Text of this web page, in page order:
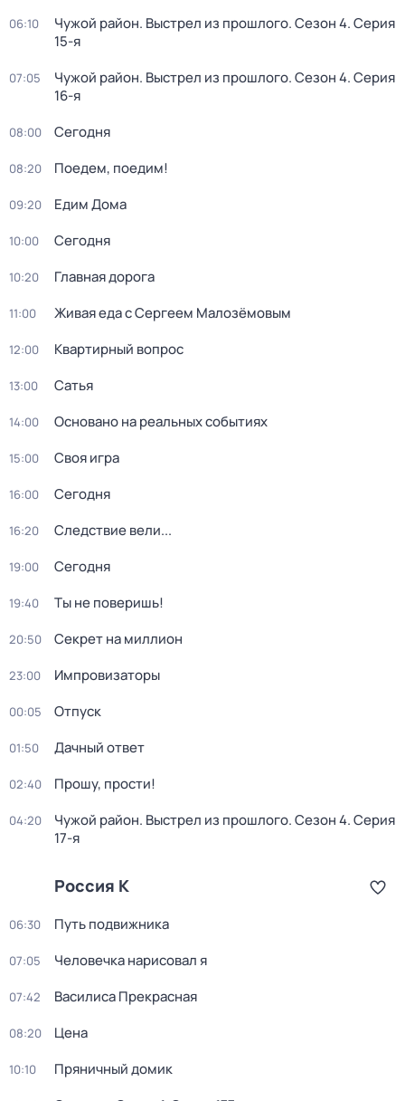
06:10 Чужой район. Выстрел из прошлого. Сезон 4. Серия
15-я
07:05 Чужой район. Выстрел из прошлого. Сезон 4. Серия
16-я
08:00 Сегодня
08:20 Поедем, поедим!
09:20 Едим Дома
10:00 Сегодня
10:20 Главная дорога
11:00 Живая еда с Сергеем Малозёмовым
12:00 Квартирный вопрос
13:00 Сатья
14:00 Основано на реальных событиях
15:00 Своя игра
16:00 Сегодня
16:20 Следствие вели...
19:00 Сегодня
19:40 Ты не поверишь!
20:50 Секрет на миллион
23:00 Импровизаторы
00:05 Отпуск
01:50 Дачный ответ
02:40 Прошу, прости!
04:20 Чужой район. Выстрел из прошлого. Сезон 4. Серия
17-я
Россия К
06:30 Путь подвижника
07:05 Человечка нарисовал я
07:42 Василиса Прекрасная
08:20 Цена
10:10 Пряничный домик